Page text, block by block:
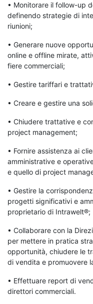
• Monitorare il follow-up
definendo strategie di
riunioni;
• Generare nuove
online e offline mirate,
fiere commerciali;
• Gestire tariffari e
• Creare e gestire una
• Chiudere trattative e
project management;
• Fornire assistenza ai
amministrative e
e quello di project
• Gestire la
progetti significativi e
proprietario di Intrawelt®;
• Collaborare con la
per mettere in pratica
opportunità, chiudere le
di vendita e promuovere
• Effettuare report di
direttori commerciali.